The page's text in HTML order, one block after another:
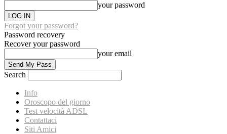
your password
Forgot your password?
Password recovery
Recover your password
your email
Search
Info
Oroscopo del giorno
Test velocità ADSL
Contattaci
Siti Amici